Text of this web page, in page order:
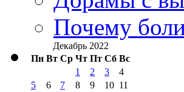
Почему
Декабрь 2022
Пн Вт Ср Чт Пт Сб Вс
1 2 3
4
5
6 7 8 9 10 11